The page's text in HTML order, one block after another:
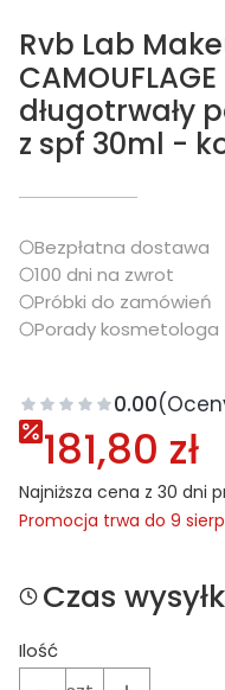
Rvb Lab
długotrwały
z spf 30ml -
Bezpłatna dostawa
100 dni na zwrot
Próbki do zamówień
Porady kosmetologa
0.00
181,80 zł
Najniższa cena z 30 dni
Promocja trwa do 9
Czas
Ilość